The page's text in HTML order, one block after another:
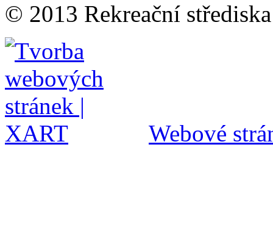
© 2013 Rekreační
Webové